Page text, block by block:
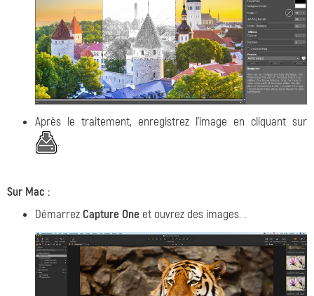
Après le traitement, enregistrez l'image en cliquant sur
.
Sur Mac :
DémarrezCapture One et ouvrez des images. .